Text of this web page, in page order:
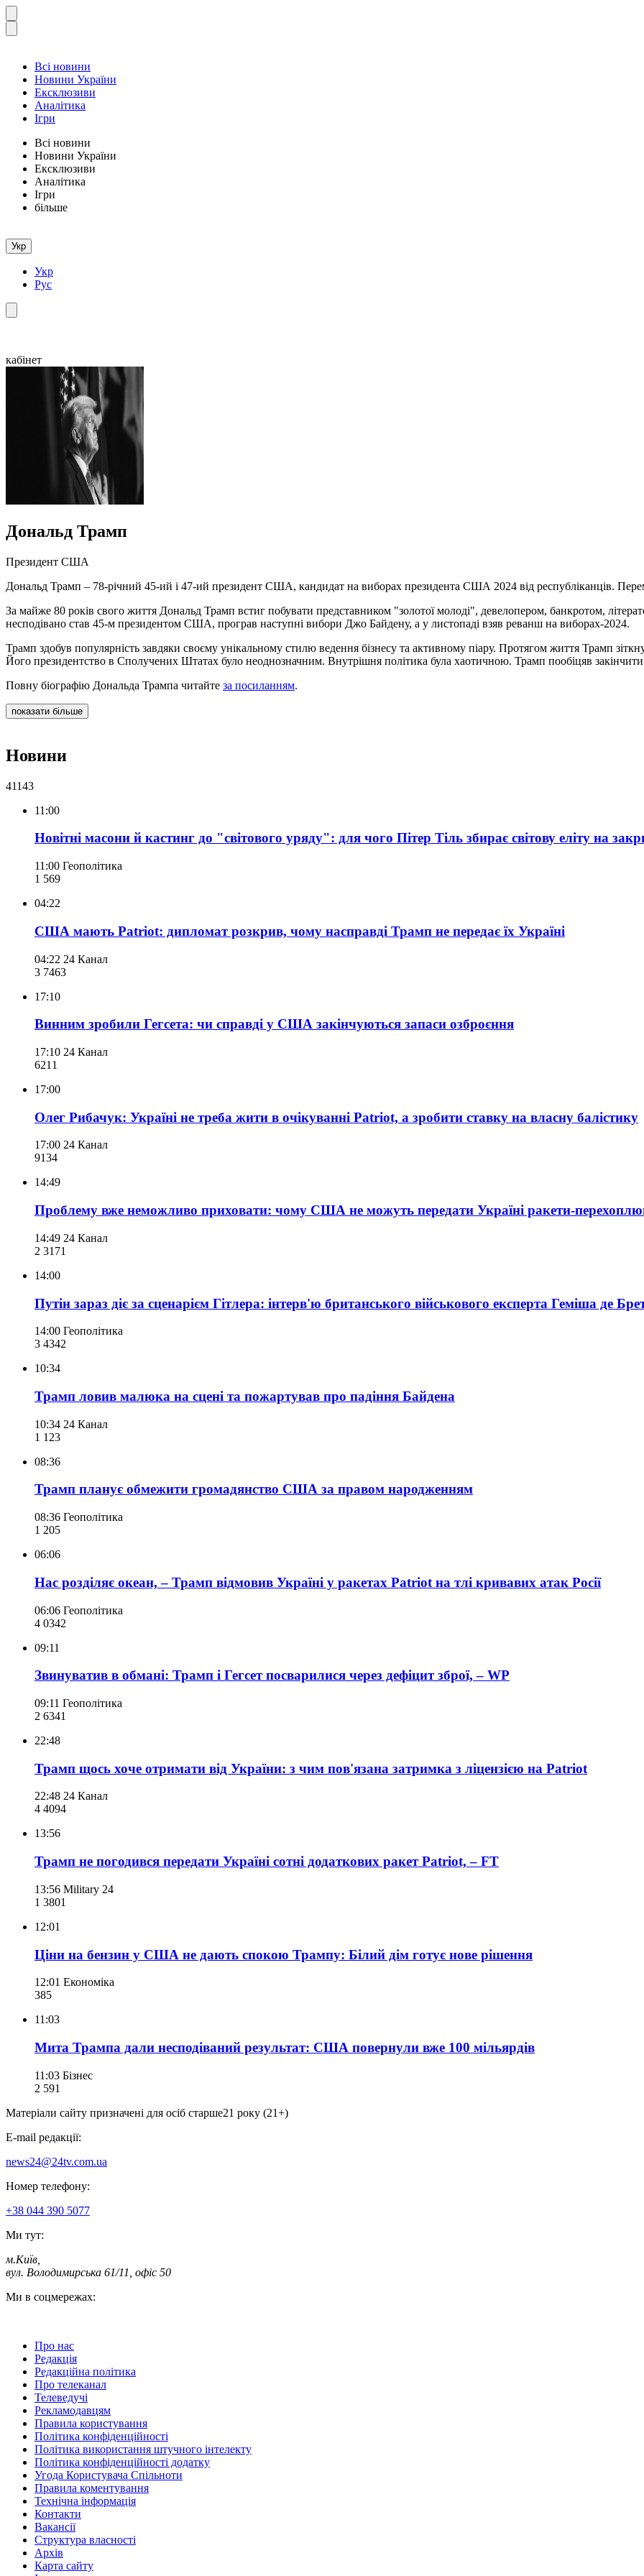
Всі новини
Новини України
Ексклюзиви
Аналітика
Ігри
Всі новини
Новини України
Ексклюзиви
Аналітика
Ігри
більше
Укр
Укр
Рус
кабінет
Дональд Трамп
Президент США
Дональд Трамп – 78-річний 45-ий і 47-ий президент США, кандидат на виборах президента США 2024 від республіканців.
За майже 80 років свого життя Дональд Трамп встиг побувати представником "золотої молоді", девелопером, банкротом,
несподівано став 45-м президентом США, програв наступні вибори Джо Байдену, а у листопаді взяв реванш на виборах-2024.
Трамп здобув популярність завдяки своєму унікальному стилю ведення бізнесу та активному піару. Протягом життя Трамп
Його президентство в Сполучених Штатах було неоднозначним. Внутрішня політика була хаотичною. Трамп пообіцяв закінчити
Повну біографію Дональда Трампа читайте за посиланням.
показати більше
Новини
41143
11:00
Новітні масони й кастинг до "світового уряду": для чого Пітер Тіль збирає світову еліту на
11:00 Геополітика
1 569
04:22
США мають Patriot: дипломат розкрив, чому насправді Трамп не передає їх Україні
04:22 24 Канал
3 7463
17:10
Винним зробили Гегсета: чи справді у США закінчуються запаси озброєння
17:10 24 Канал
621 1
17:00
Олег Рибачук: Україні не треба жити в очікуванні Patriot, а зробити ставку на власну балістику
17:00 24 Канал
9134
14:49
Проблему вже неможливо приховати: чому США не можуть передати Україні ракети-
14:49 24 Канал
2 3171
14:00
Путін зараз діє за сценарієм Гітлера: інтерв'ю британського військового експерта Геміша де
14:00 Геополітика
3 4342
10:34
Трамп ловив малюка на сцені та пожартував про падіння Байдена
10:34 24 Канал
1 123
08:36
Трамп планує обмежити громадянство США за правом народженням
08:36 Геополітика
1 205
06:06
Нас розділяє океан, – Трамп відмовив Україні у ракетах Patriot на тлі кривавих атак Росії
06:06 Геополітика
4 0342
09:11
Звинуватив в обмані: Трамп і Гегсет посварилися через дефіцит зброї, – WP
09:11 Геополітика
2 6341
22:48
Трамп щось хоче отримати від України: з чим пов'язана затримка з ліцензією на Patriot
22:48 24 Канал
4 4094
13:56
Трамп не погодився передати Україні сотні додаткових ракет Patriot, – FT
13:56 Military 24
1 3801
12:01
Ціни на бензин у США не дають спокою Трампу: Білий дім готує нове рішення
12:01 Економіка
385
11:03
Мита Трампа дали несподіваний результат: США повернули вже 100 мільярдів
11:03 Бізнес
2 591
Матеріали сайту призначені для осіб старше21 року (21+)
E-mail редакції:
news24@24tv.com.ua
Номер телефону:
+38 044 390 5077
Ми тут:
м.Київ
вул. Володимирська 61/11, офіс 50
Ми в соцмережах:
Про нас
Редакція
Редакційна політика
Про телеканал
Телеведучі
Рекламодавцям
Правила користування
Політика конфіденційності
Політика використання штучного інтелекту
Політика конфіденційності додатку
Угода Користувача Спільноти
Правила коментування
Технічна інформація
Контакти
Вакансії
Структура власності
Архів
Карта сайту